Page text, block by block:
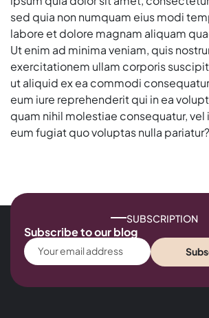
sed quia non numquam eius modi
labore et dolore magnam aliquam
Ut enim ad minima veniam, quis
exercitationem ullam corporis
ut aliquid ex ea commodi
eum iure reprehenderit qui in ea
quam nihil molestiae consequatur,
eum fugiat quo voluptas nulla pariatur?
SUBSCRIPTION
Subscribe to our blog